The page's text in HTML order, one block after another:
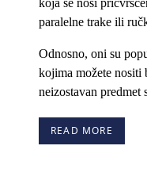
paralelne trake ili
Odnosno, oni su
kojima možete nositi
neizostavan predmet
READ MORE